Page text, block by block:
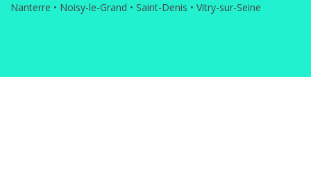
Nanterre • Noisy-le-Grand • Saint-Denis • Vitry-sur-Seine